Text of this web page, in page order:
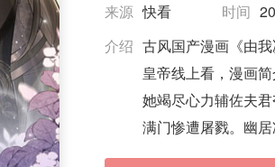
来源 快看 时间
介绍 古风国产漫画《由
皇帝线上看，漫画
她竭尽心力辅佐夫
满门惨遭屠戮。幽
满腔恨意与未竟之